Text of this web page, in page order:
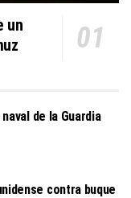
un
de la Guardia
contra buque